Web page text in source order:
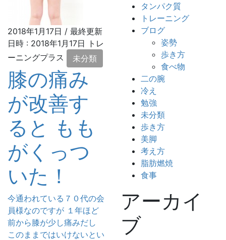
2018年1月17日 / 最終更新
日時 : 2018年1月17日
トレ
ーニングプラス
未分類
膝の痛み
が改善す
ると もも
がくっつ
いた！
今通われている７０代の会
員様なのですが １年ほど
前から膝が少し痛みだし
このままではいけないとい
タンパク質
トレーニング
ブログ
姿勢
歩き方
食べ物
二の腕
冷え
勉強
未分類
歩き方
美脚
考え方
脂肪燃焼
食事
アーカイ
ブ